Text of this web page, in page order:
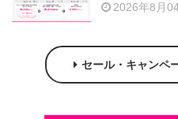
2026年8月
セール・キャンペ